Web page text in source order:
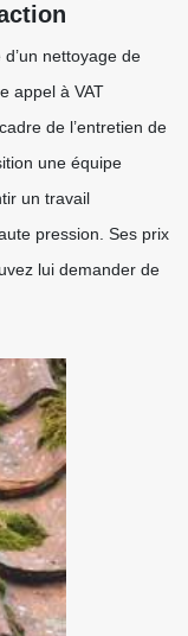
nettoyage de
appel à VAT
de l’entretien de
une équipe
un travail
pression. Ses prix
lui demander de